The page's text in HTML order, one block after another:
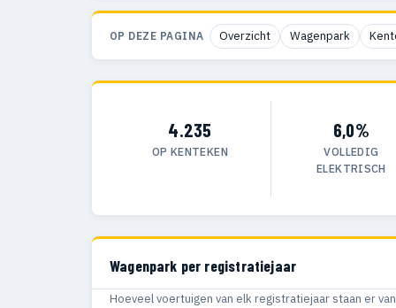
OP DEZE PAGINA Overzicht Wagenpark
4.235
OP KENTEKEN
6,0%
VOLLEDIG
ELEKTRISCH
Wagenpark per registratiejaar
Hoeveel voertuigen van elk registratiejaar staan er